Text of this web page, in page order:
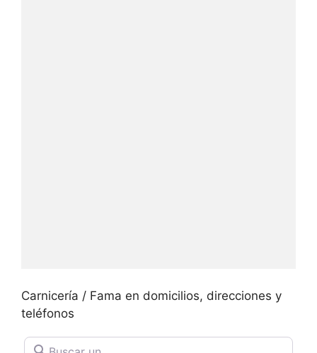
Carnicería / Fama en domicilios, direcciones y
teléfonos
Buscar un ...